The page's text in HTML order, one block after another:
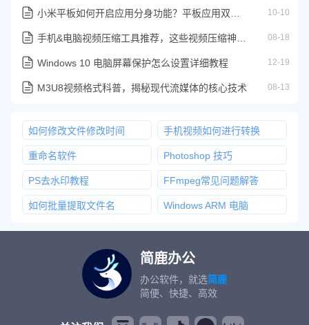
小米平板如何开启应用分身功能？平板应用双开详细教程 10-10
手机&电脑视频压缩工具推荐，这些视频压缩神器太实用了！ 08-18
Windows 10 电脑屏幕保护怎么设置详细教程 12-19
M3U8视频格式科普，揭秘现代流媒体的核心技术 08-13
如何修改文件修改时间 手机视频如何进行转换
重命名软件 Photoshop 技巧
PS去水印教程 FFmpeg常见问题解答
如何批量提取文件名 Windows ARM 电脑
简鹿办公
办公软件，就选简鹿
简便、快捷、高效